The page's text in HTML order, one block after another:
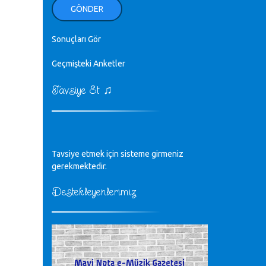
ellerinden benim için öpün.
Kurtuluş Çelebi - 07.01.2023
♪
Mavi Nota - 24.11.2022
♪
Biliyorum Cüneyt bey, yazımda da
♪
sayın müfit bey bilgilerinizi kontrol
edi 6440 sayılı cso kurulrş kanununda
GÖNDER
Sonuçları Gör
Geçmişteki Anketler
Tavsiye Et ♫
Tavsiye etmek için sisteme girmeniz
gerekmektedir.
Destekleyenlerimiz